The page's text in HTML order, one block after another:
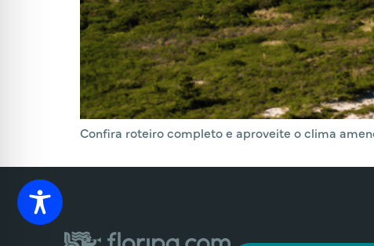
Confira roteiro completo e aproveite o clima